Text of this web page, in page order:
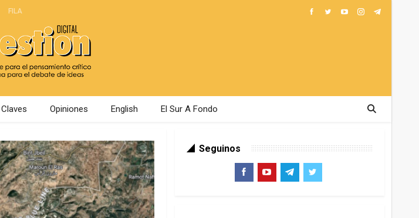
FILA
Claves Opiniones English El Sur A Fondo
Seguinos